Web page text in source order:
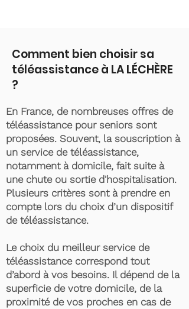
Comment bien choisir sa
téléassistance à LA LÉCHÈRE
?
En France, de nombreuses offres de
téléassistance pour seniors sont
proposées. Souvent, la souscription à
un service de téléassistance,
notamment à domicile, fait suite à
une chute ou sortie d'hospitalisation.
Plusieurs critères sont à prendre en
compte lors du choix d’un dispositif
de téléassistance.
Le choix du meilleur service de
téléassistance correspond tout
d’abord à vos besoins. Il dépend de la
superficie de votre domicile, de la
proximité de vos proches en cas de